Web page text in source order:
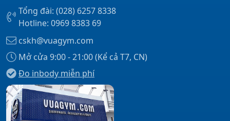
Tổng đài: (028) 6257 8338
Hotline: 0969 8383 69
cskh@vuagym.com
Mở cửa 9:00 - 21:00 (Kể cả T7, CN)
Đo inbody miễn phí